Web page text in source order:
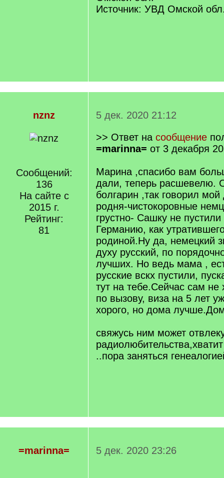
Источник: УВД Омской
nznz
Сообщений:
136
На сайте с
2015 г.
Рейтинг:
81
5 дек. 2020 21:12
>> Ответ на сообщение
=marinna= от 3 декабря
Марина ,спасибо вам
дали, теперь расшевелю.
болгарин ,так говорил
родня-чистокоровные
грустно- Сашку не
Германию, как
родиной.Ну да, немецкий
духу русский, по
лучших. Но ведь мама ,
русские вскх пустили,
тут на тебе.Сейчас сам не
по вызову, виза на 5 лет
хорого, но дома
свяжусь ним может
..пора заняться
=marinna= 5 дек. 2020 23:26